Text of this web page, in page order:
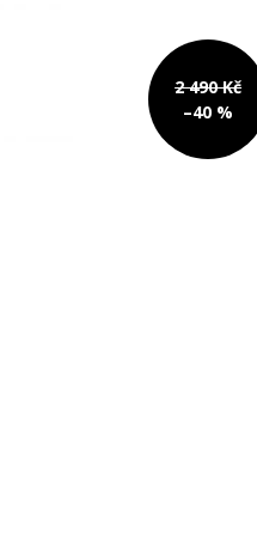
2 490 Kč
–40 %